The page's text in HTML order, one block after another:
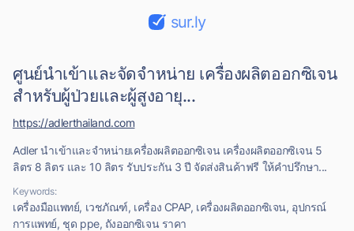
sur.ly
ศูนย์นำเข้าและจัดจำหน่าย เครื่องผลิตออกซิเจน
สำหรับผู้ป่วยและผู้สูงอายุ...
Adler นำเข้าและจำหน่ายเครื่องผลิตออกซิเจน เครื่องผลิตออกซิเจน 5
ลิตร 8 ลิตร และ 10 ลิตร รับประกัน 3 ปี จัดส่งสินค้าฟรี ให้คำปรึกษา...
Keywords:
เครื่องมือแพทย์, เวชภัณฑ์, เครื่อง CPAP, เครื่องผลิตออกซิเจน, อุปกรณ์
การแพทย์, ชุด ppe, ถังออกซิเจน ราคา
https://adlerthailand.com